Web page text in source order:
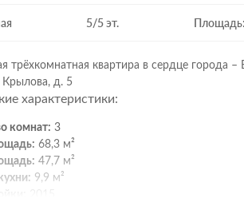
5/5 эт.
трёхкомнатная квартира в сердце
Крылова, д. 5
характеристики:
комнат: 3
68,3 м²
47,7 м²
9,9 м²